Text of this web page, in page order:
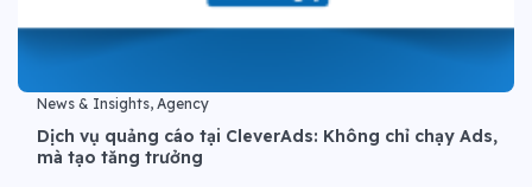
News & Insights, Agency
Dịch vụ quảng cáo tại CleverAds: Không chỉ chạy Ads,
mà tạo tăng trưởng